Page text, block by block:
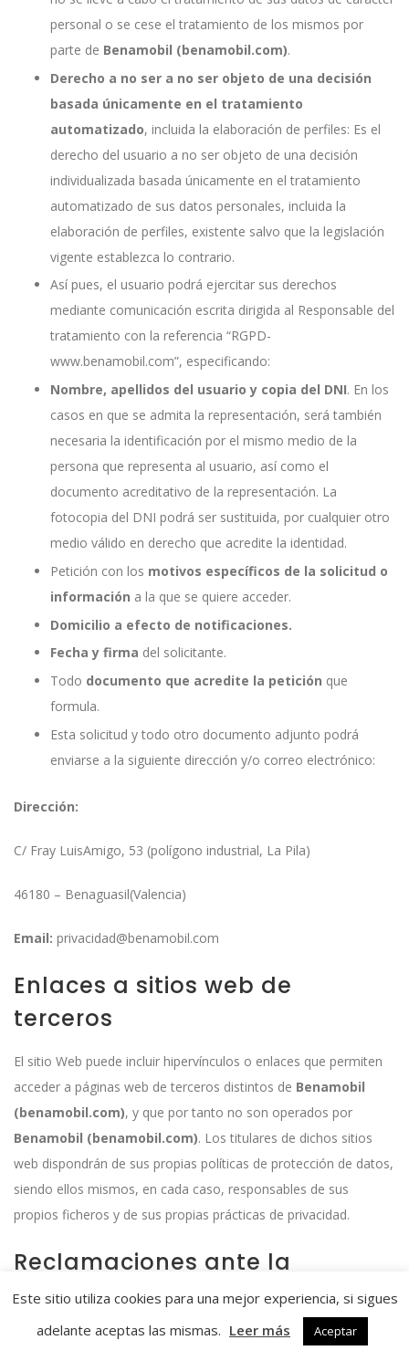
personal o se cese el tratamiento de los mismos por
parte de Benamobil (benamobil.com).
Derecho a no ser a no ser objeto de una decisión
basada únicamente en el tratamiento
automatizado, incluida la elaboración de perfiles: Es el
derecho del usuario a no ser objeto de una decisión
individualizada basada únicamente en el tratamiento
automatizado de sus datos personales, incluida la
elaboración de perfiles, existente salvo que la legislación
vigente establezca lo contrario.
Así pues, el usuario podrá ejercitar sus derechos
mediante comunicación escrita dirigida al Responsable del
tratamiento con la referencia “RGPD-
www.benamobil.com”, especificando:
Nombre, apellidos del usuario y copia del DNI. En los
casos en que se admita la representación, será también
necesaria la identificación por el mismo medio de la
persona que representa al usuario, así como el
documento acreditativo de la representación. La
fotocopia del DNI podrá ser sustituida, por cualquier otro
medio válido en derecho que acredite la identidad.
Petición con los motivos específicos de la solicitud o
información a la que se quiere acceder.
Domicilio a efecto de notificaciones.
Fecha y firma del solicitante.
Todo documento que acredite la petición que
formula.
Esta solicitud y todo otro documento adjunto podrá
enviarse a la siguiente dirección y/o correo electrónico:
Dirección:
C/ Fray LuisAmigo, 53 (polígono industrial, La Pila)
46180 – Benaguasil(Valencia)
Email: privacidad@benamobil.com
Enlaces a sitios web de
terceros
El sitio Web puede incluir hipervínculos o enlaces que permiten
acceder a páginas web de terceros distintos de Benamobil
(benamobil.com), y que por tanto no son operados por
Benamobil (benamobil.com). Los titulares de dichos sitios
web dispondrán de sus propias políticas de protección de datos,
siendo ellos mismos, en cada caso, responsables de sus
propios ficheros y de sus propias prácticas de privacidad.
Reclamaciones ante la
autoridad de control
En caso de que el usuario considere que existe un problema o
Este sitio utiliza cookies para una mejor experiencia, si sigues
adelante aceptas las mismas. Leer más Aceptar